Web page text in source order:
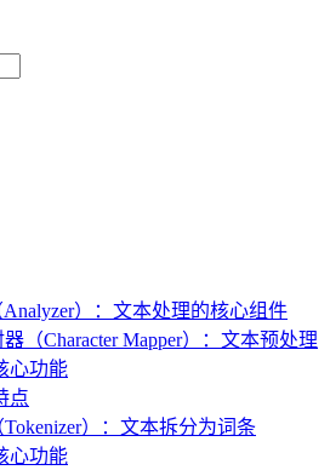
Analyzer）：文本处理的核心组件
（Character Mapper）：文本预处理
心功能
点
）：文本拆分为词条
心功能